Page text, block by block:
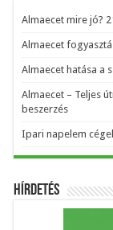
Almaecet mire jó?
Almaecet
Almaecet hatása a
Almaecet – Teljes
beszerzés
Ipari napelem
Hírdetés